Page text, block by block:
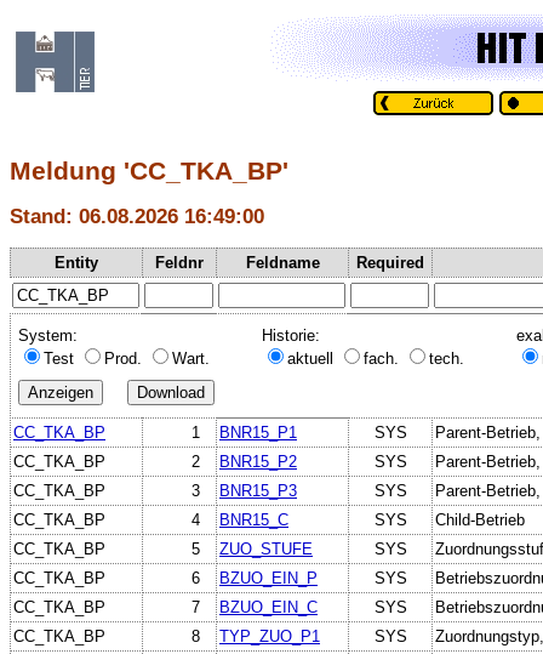
Meldung 'CC_TKA_BP'
Stand: 06.08.2026 16:49:00
Entity Feldnr Feldname Required
System:
Test
Prod. Wart.
Historie:
aktuell
fach. tech.
CC_TKA_BP 1 BNR15_P1 SYS
Parent-
CC_TKA_BP
2 BNR15_P2 SYS
Parent-
CC_TKA_BP
3 BNR15_P3 SYS
Parent-
CC_TKA_BP
4 BNR15_C SYS
Child-Betrieb
CC_TKA_BP
5 ZUO_STUFE SYS
CC_TKA_BP
6 BZUO_EIN_P SYS
CC_TKA_BP
7 BZUO_EIN_C SYS
CC_TKA_BP
8 TYP_ZUO_P1 SYS